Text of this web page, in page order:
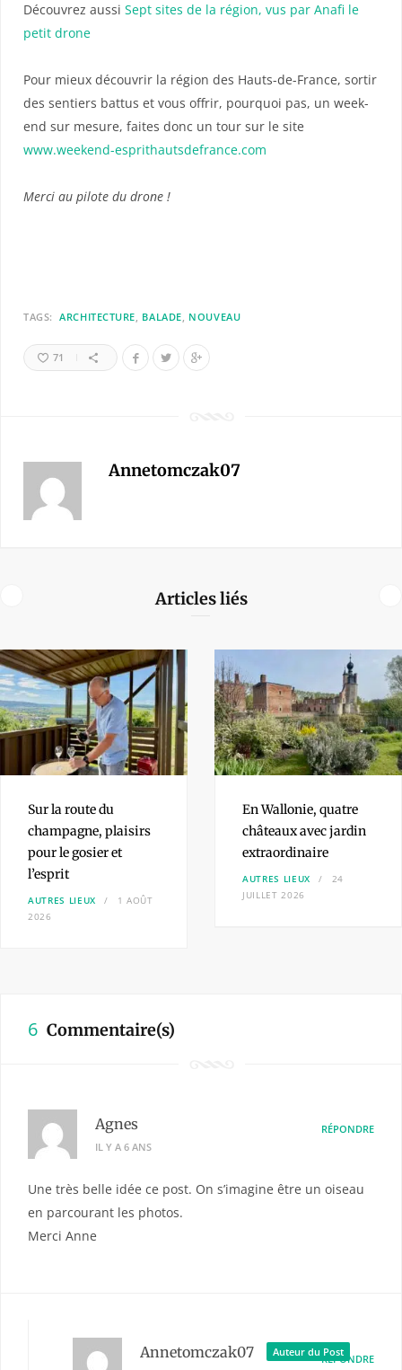
Découvrez aussi Sept sites de la région, vus par Anafi le
petit drone
Pour mieux découvrir la région des Hauts-de-France, sortir
des sentiers battus et vous offrir, pourquoi pas, un week-
end sur mesure, faites donc un tour sur le site
www.weekend-esprithautsdefrance.com
Merci au pilote du drone !
TAGS: ARCHITECTURE BALADE NOUVEAU
71
Annetomczak07
Articles liés
Sur la route du
champagne, plaisirs
pour le gosier et
l’esprit
AUTRES LIEUX
1 AOÛT
2026
En Wallonie, quatre
châteauxavec jardin
extraordinaire
AUTRES LIEUX
24
JUILLET 2026
6 Commentaire(s)
Agnes
IL Y A 6 ANS
RÉPONDRE
Une très belle idée ce post. On s’imagine être un oiseau
en parcourant les photos.
Merci Anne
Annetomczak07
Auteur du Post
RÉPONDRE